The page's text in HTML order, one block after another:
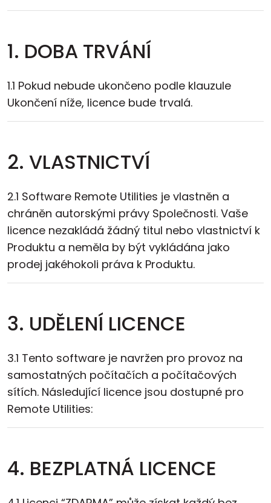
1. DOBA TRVÁNÍ
1.1 Pokud nebude ukončeno podle klauzule
Ukončení níže, licence bude trvalá.
2. VLASTNICTVÍ
2.1 Software Remote Utilities je vlastněn a
chráněn autorskými právy Společnosti. Vaše
licence nezakládá žádný titul nebo vlastnictví k
Produktu a neměla by být vykládána jako
prodej jakéhokoli práva k Produktu.
3. UDĚLENÍ LICENCE
3.1 Tento software je navržen pro provoz na
samostatných počítačích a počítačových
sítích. Následující licence jsou dostupné pro
Remote Utilities:
4. BEZPLATNÁ LICENCE